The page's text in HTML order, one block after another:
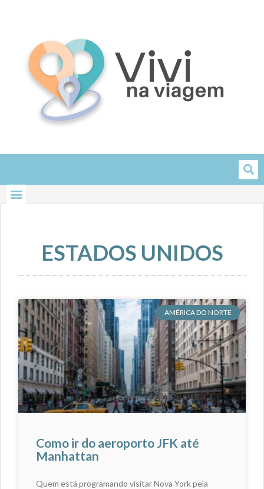
ESTADOS UNIDOS
AMÉRICA DO NORTE
Como ir do aeroporto JFK até
Manhattan
Quem está programando visitar Nova York pela